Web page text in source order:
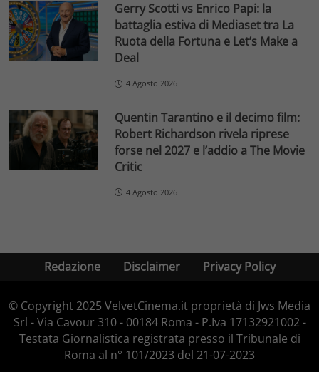
Gerry Scotti vs Enrico Papi: la
battaglia estiva di Mediaset tra La
Ruota della Fortuna e Let’s Make a
Deal
4 Agosto 2026
Quentin Tarantino e il decimo film:
Robert Richardson rivela riprese
forse nel 2027 e l’addio a The Movie
Critic
4 Agosto 2026
Redazione Disclaimer Privacy Policy
© Copyright 2025 VelvetCinema.it proprietà di Jws Media
Srl - Via Cavour 310 - 00184 Roma - P.Iva 17132921002 -
Testata Giornalistica registrata presso il Tribunale di
Roma al n° 101/2023 del 21-07-2023